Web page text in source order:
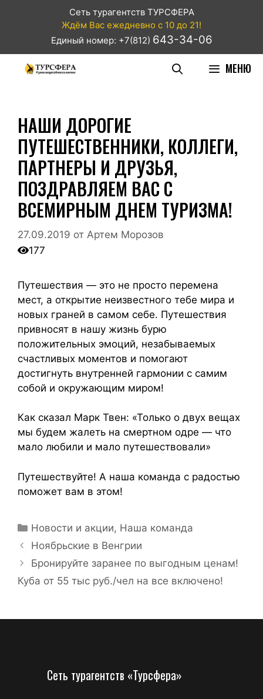
Сеть турагентств ТУРСФЕРА
Ждём Вас ежедневно с 10 до 21!
Единый номер: +7(812) 643-34-06
МЕНЮ
НАШИ ДОРОГИЕ
ПУТЕШЕСТВЕННИКИ, КОЛЛЕГИ,
ПАРТНЕРЫ И ДРУЗЬЯ,
ПОЗДРАВЛЯЕМ ВАС С
ВСЕМИРНЫМ ДНЕМ ТУРИЗМА!
27.09.2019 от Артем Морозов
177
Путешествия — это не просто перемена
мест, а открытие неизвестного тебе мира и
новых граней в самом себе. Путешествия
привносят в нашу жизнь бурю
положительных эмоций, незабываемых
счастливых моментов и помогают
достигнуть внутренней гармонии с самим
собой и окружающим миром!
Как сказал Марк Твен: «Только о двух вещах
мы будем жалеть на смертном одре — что
мало любили и мало путешествовали»
Путешествуйте! А наша команда с радостью
поможет вам в этом!
Новости и акции, Наша команда
Ноябрьские в Венгрии
Бронируйте заранее по выгодным ценам!
Куба от 55 тыс руб./чел на все включено!
Сеть турагентств «Турсфера»